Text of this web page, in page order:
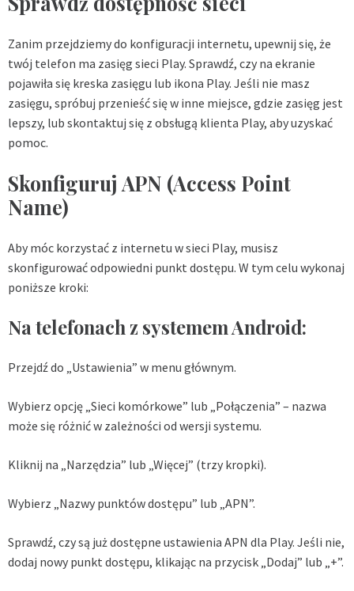
Zanim przejdziemy do konfiguracji internetu, upewnij się, że
twój telefon ma zasięg sieci Play. Sprawdź, czy na ekranie
pojawiła się kreska zasięgu lub ikona Play. Jeśli nie masz
zasięgu, spróbuj przenieść się w inne miejsce, gdzie zasięg jest
lepszy, lub skontaktuj się z obsługą klienta Play, aby uzyskać
pomoc.
Skonfiguruj APN (Access Point
Name)
Aby móc korzystać z internetu w sieci Play, musisz
skonfigurować odpowiedni punkt dostępu. W tym celu wykonaj
poniższe kroki:
Na telefonach z systemem Android:
Przejdź do „Ustawienia” w menu głównym.
Wybierz opcję „Sieci komórkowe” lub „Połączenia” – nazwa
może się różnić w zależności od wersji systemu.
Kliknij na „Narzędzia” lub „Więcej” (trzy kropki).
Wybierz „Nazwy punktów dostępu” lub „APN”.
Sprawdź, czy są już dostępne ustawienia APN dla Play. Jeśli nie,
dodaj nowy punkt dostępu, klikając na przycisk „Dodaj” lub „+”.